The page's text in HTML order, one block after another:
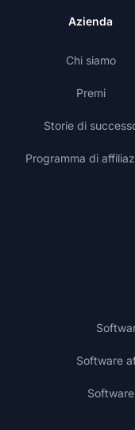
Azienda
Chi siamo
Premi
Storie di
Programma di
Software